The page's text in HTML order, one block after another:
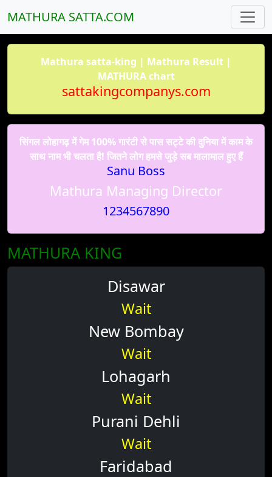
MATHURA SATTA.COM
Mathura satta-king | Mathura Result |
MATHURA chart
sattakingcompanys.com
सिंगल लोहागढ़ में गेम 100% गारंटी से पास सट्टे की दुनिया में काम के
साथ नाम भी चलता है! जितने लोग हमसे जुड़े सब मालामाल हुए हैं
Sanu Boss
Mathura Managing Director
1234567890
MATHURA KING
Disawar
Wait
New Bombay
Wait
Lohagarh
Wait
Purani Dehli
Wait
Faridabad